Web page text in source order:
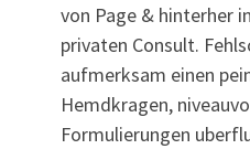
von Page & hinterher
privaten Consult.
aufmerksam einen
Hemdkragen,
Formulierungen